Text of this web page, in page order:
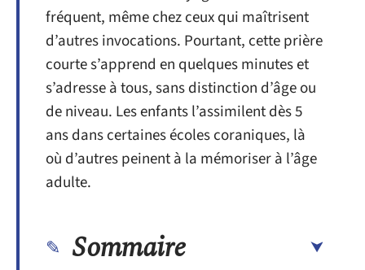
fréquent, même chez ceux qui maîtrisent
d’autres invocations. Pourtant, cette prière
courte s’apprend en quelques minutes et
s’adresse à tous, sans distinction d’âge ou
de niveau. Les enfants l’assimilent dès 5
ans dans certaines écoles coraniques, là
où d’autres peinent à la mémoriser à l’âge
adulte.
Sommaire